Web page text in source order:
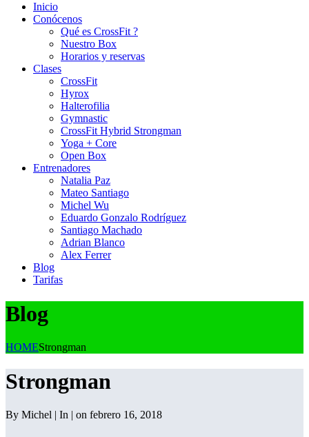
Inicio
Conócenos
Qué es CrossFit ?
Nuestro Box
Horarios y reservas
Clases
CrossFit
Hyrox
Halterofilia
Gymnastic
CrossFit Hybrid Strongman
Yoga + Core
Open Box
Entrenadores
Natalia Paz
Mateo Santiago
Michel Wu
Eduardo Gonzalo Rodríguez
Santiago Machado
Adrian Blanco
Alex Ferrer
Blog
Tarifas
Blog
HOMEStrongman
Strongman
By Michel | In | on febrero 16, 2018